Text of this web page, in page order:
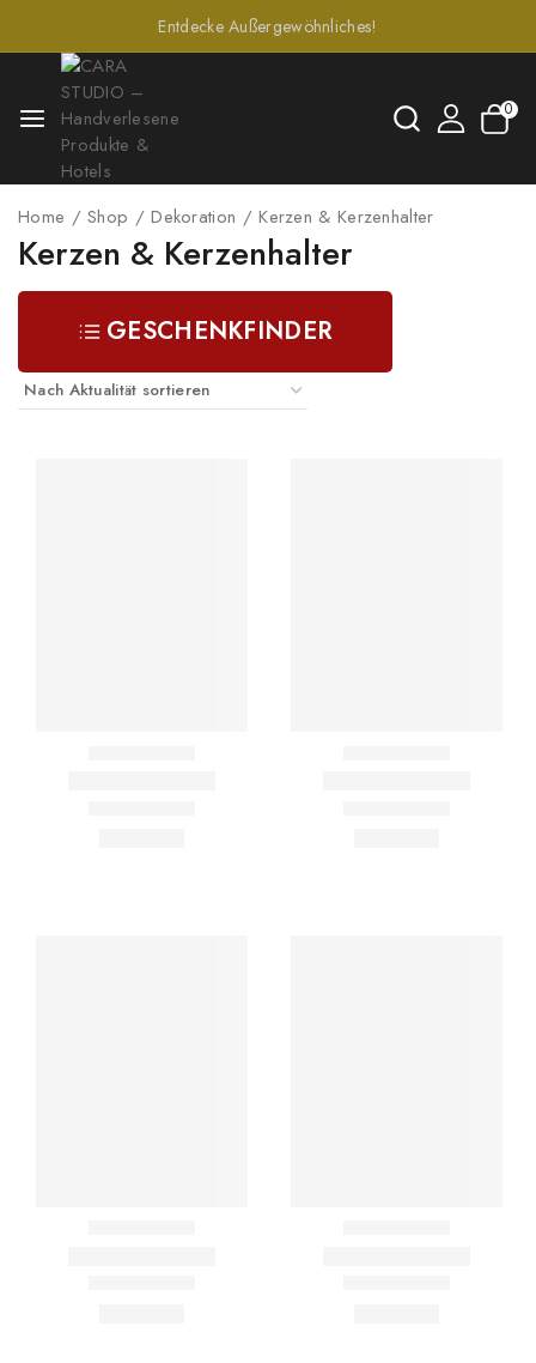
Entdecke Außergewöhnliches!
0
Home / Shop / Dekoration / Kerzen & Kerzenhalter
Kerzen & Kerzenhalter
GESCHENKFINDER